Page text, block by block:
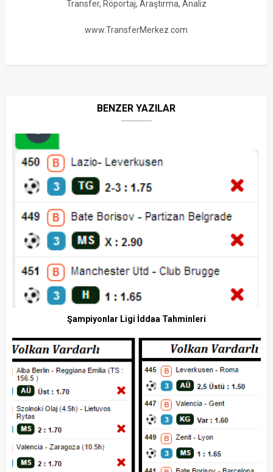
Transfer, Röportaj, Araştırma, Analiz
www.TransferMerkez.com
BENZER YAZILAR
Şampiyonlar Ligi İddaa Tahminleri